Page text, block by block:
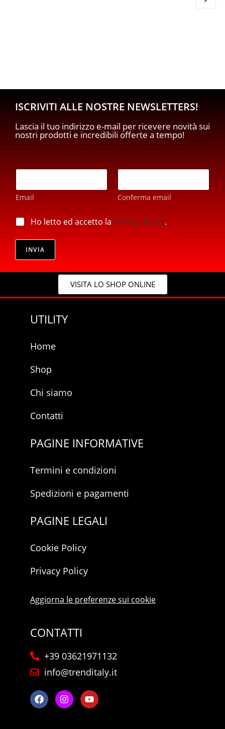
ISCRIVITI ALLE NOSTRE NEWSLETTERS!
Lascia il tuo indirizzo e-mail per ricevere novità sui
nostri prodotti e incredibili offerte a tempo!
r
i
a
y
E
a
i
*
Email Conferma email
p
r
i
a
Ho letto ed accetto la Privacy Policy.
INVIA
VISITA LO SHOP ONLINE
UTILITY
Home
Shop
Chi siamo
Contatti
PAGINE INFORMATIVE
Termini e condizioni
Spedizioni e pagamenti
PAGINE LEGALI
Cookie Policy
Privacy Policy
Aggiorna le preferenze sui cookie
CONTATTI
+39 03621971132
info@trenditaly.it